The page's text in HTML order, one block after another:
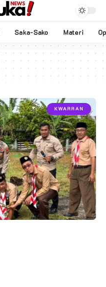
Saka-Sako Materi
KWARRAN